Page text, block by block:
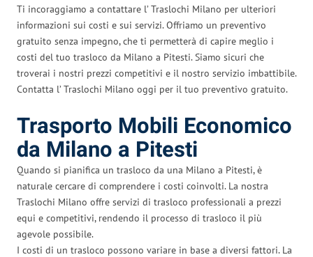
Ti incoraggiamo a contattare l’ Traslochi Milano per ulteriori
informazioni sui costi e sui servizi. Offriamo un preventivo
gratuito senza impegno, che ti permetterà di capire meglio i
costi del tuo trasloco da Milano a Pitesti. Siamo sicuri che
troverai i nostri prezzi competitivi e il nostro servizio imbattibile.
Contatta l’ Traslochi Milano oggi per il tuo preventivo gratuito.
Trasporto Mobili Economico
da Milano a Pitesti
Quando si pianifica un trasloco da una Milano a Pitesti, è
naturale cercare di comprendere i costi coinvolti. La nostra
Traslochi Milano offre servizi di trasloco professionali a prezzi
equi e competitivi, rendendo il processo di trasloco il più
agevole possibile.
I costi di un trasloco possono variare in base a diversi fattori. La